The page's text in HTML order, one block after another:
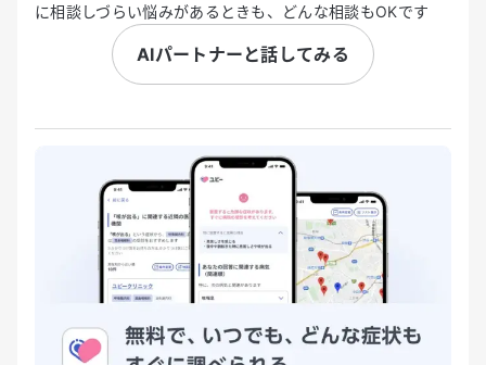
に相談しづらい悩みがあるときも、どんな相談もOKです
AIパートナーと話してみる